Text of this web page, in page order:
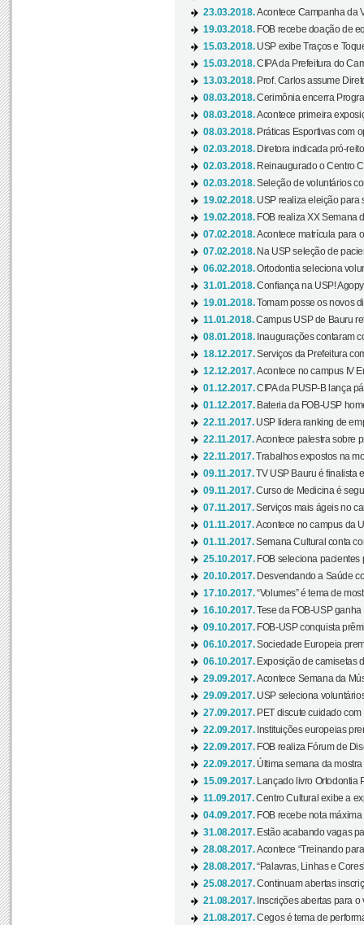
23.03.2018.Acontece Campanha da
19.03.2018. FOB recebe doação de
15.03.2018. USP exibe Traços e
15.03.2018.CIPA da Prefeitura do
13.03.2018. Prof. Carlos assume
08.03.2018.Cerimônia encerra
08.03.2018.Acontece primeira
08.03.2018. Práticas Esportivas com
02.03.2018. Diretora indicada pró-
02.03.2018. Reinaugurado o Centro
02.03.2018.Seleção de voluntários
19.02.2018. USP realiza eleição para
19.02.2018. FOB realiza XX Semana
07.02.2018.Acontece matrícula para
07.02.2018. Na USP seleção de
06.02.2018.Ortodontia seleciona
31.01.2018.Confiança na USP!
19.01.2018.Tomam posse os novos
11.01.2018.Campus USP de Bauru
08.01.2018. Inaugurações contaram
18.12.2017.Serviços da Prefeitura
12.12.2017.Acontece no campus IV
01.12.2017.CIPA da PUSP-B lança
01.12.2017. Bateria da FOB-USP
22.11.2017. USP lidera ranking de
22.11.2017.Acontece palestra sobre
22.11.2017.Trabalhos expostos na
09.11.2017.TV USP Bauru é finalista
09.11.2017.Curso de Medicina é
07.11.2017.Serviços mais ágeis no
01.11.2017.Acontece no campus da
01.11.2017.Semana Cultural conta
25.10.2017. FOB seleciona pacientes
20.10.2017. Desvendando a Saúde
17.10.2017.“Volumes” é tema de
16.10.2017.Tese da FOB-USP
09.10.2017. FOB-USP conquista
06.10.2017.Sociedade Europeia
06.10.2017. Exposição de camisetas
29.09.2017.Acontece Semana da
29.09.2017. USP seleciona
27.09.2017. PET discute cuidado
22.09.2017. Instituições europeias
22.09.2017. FOB realiza Fórum de
22.09.2017. Última semana da mostra
15.09.2017.
Lançado livro Ortodontia
11.09.2017.Centro Cultural exibe a
04.09.2017. FOB recebe nota
31.08.2017. Estão acabando vagas
28.08.2017.Acontece “Treinando
28.08.2017.“Palavras, Linhas e
25.08.2017.Continuam abertas
21.08.2017. Inscrições abertas para
21.08.2017.Cegos é tema de